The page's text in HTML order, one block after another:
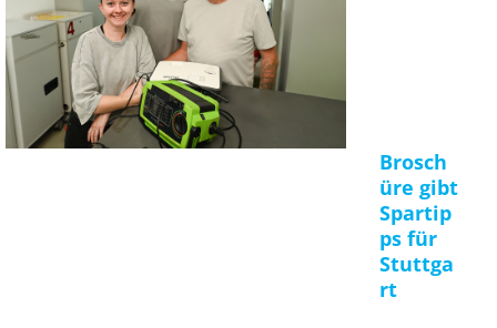
Brosch
üre gibt
Spartip
ps für
Stuttga
rt